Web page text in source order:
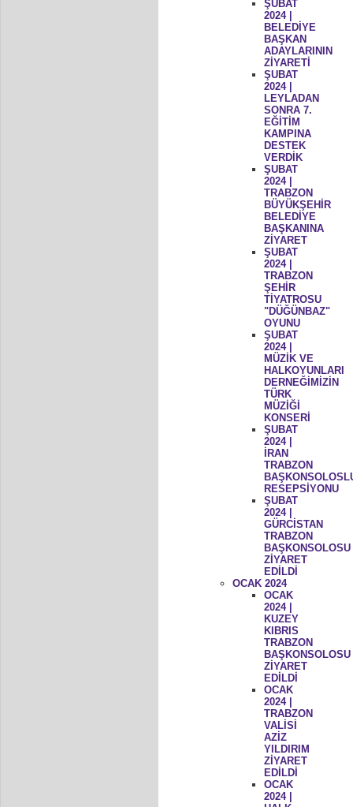
ŞUBAT
2024 |
BELEDİYE
BAŞKAN
ADAYLARININ
ZİYARETİ
ŞUBAT
2024 |
LEYLADAN
SONRA 7.
EĞİTİM
KAMPINA
DESTEK
VERDİK
ŞUBAT
2024 |
TRABZON
BÜYÜKŞEHİR
BELEDİYE
BAŞKANINA
ZİYARET
ŞUBAT
2024 |
TRABZON
ŞEHİR
TİYATROSU
"DÜĞÜNBAZ"
OYUNU
ŞUBAT
2024 |
MÜZİK VE
HALKOYUNLARI
DERNEĞİMİZİN
TÜRK
MÜZİĞİ
KONSERİ
ŞUBAT
2024 |
İRAN
TRABZON
RESEPSİYONU
ŞUBAT
2024 |
GÜRCİSTAN
TRABZON
BAŞKONSOLOSU
ZİYARET
EDİLDİ
OCAK 2024
OCAK
2024 |
KUZEY
KIBRIS
TRABZON
BAŞKONSOLOSU
ZİYARET
EDİLDİ
OCAK
2024 |
TRABZON
VALİSİ
AZİZ
YILDIRIM
ZİYARET
EDİLDİ
OCAK
2024 |